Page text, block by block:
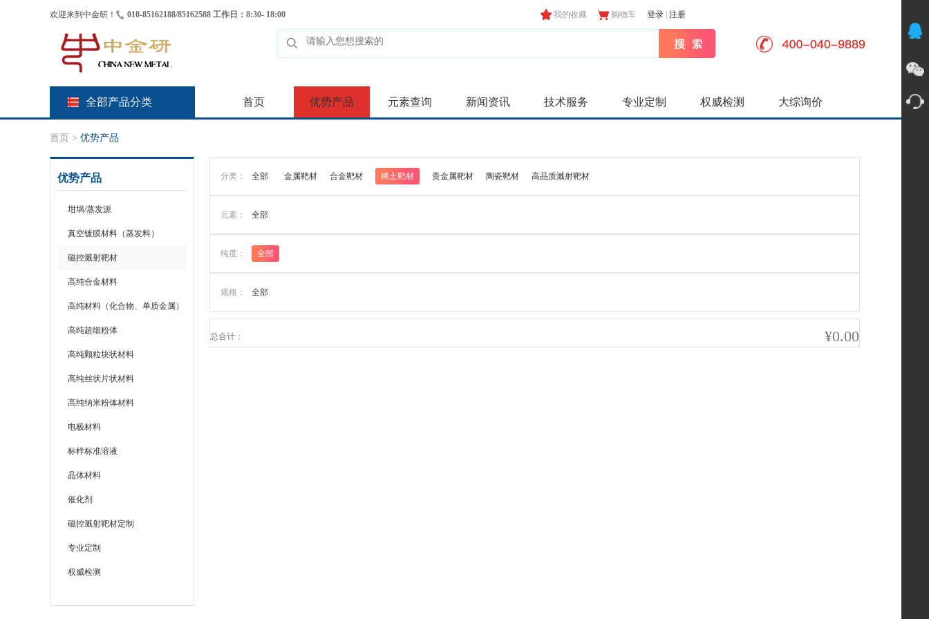
欢迎来到中金研！ 010-85162188/85162588 工作日：8:30- 18:00 我的收藏 购物车 登录 注册
全部产品分类 首页 优势产品 元素查询 新闻资讯 技术服务 专业定制 权威检测 大综询价
首页 > 优势产品
优势产品
坩埚/蒸发源
真空镀膜材料（蒸发料）
磁控溅射靶材
高纯合金材料
高纯材料（化合物、单质金属）
高纯超细粉体
高纯颗粒块状材料
高纯丝状片状材料
高纯纳米粉体材料
电极材料
标样标准溶液
晶体材料
催化剂
磁控溅射靶材定制
专业定制
权威检测
分类： 全部 金属靶材 合金靶材 稀土靶材 贵金属靶材 陶瓷靶材 高品质溅射靶材
元素： 全部
纯度： 全部
规格： 全部
总合计： ¥0.00